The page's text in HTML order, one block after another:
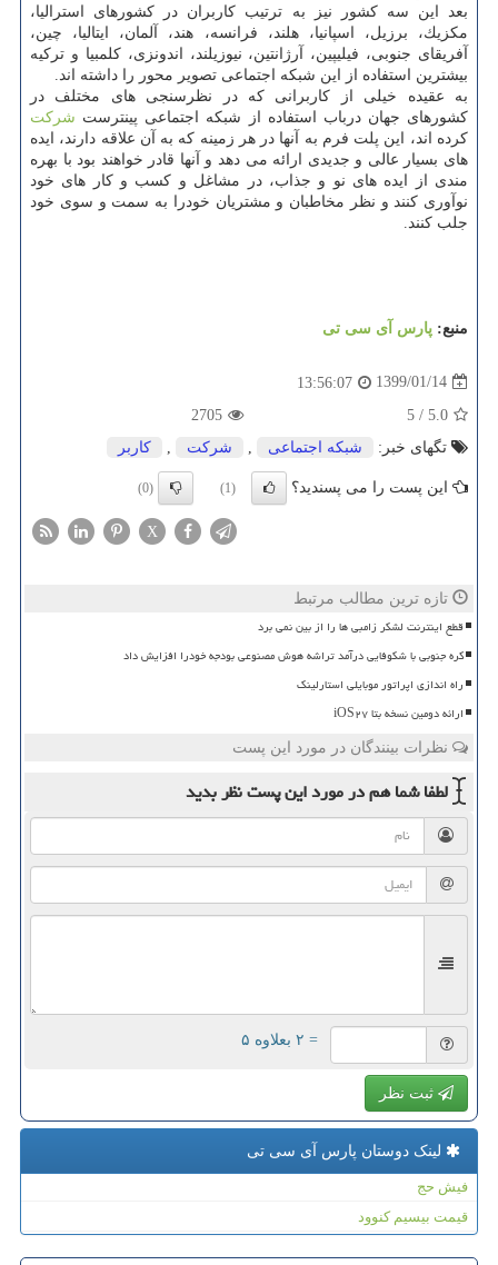
بعد این سه كشور نیز به ترتیب كاربران در كشورهای استرالیا،
مكزیك، برزیل، اسپانیا، هلند، فرانسه، هند، آلمان، ایتالیا، چین،
آفریقای جنوبی، فیلیپین، آرژانتین، نیوزیلند، اندونزی، كلمبیا و تركیه
بیشترین استفاده از این شبكه اجتماعی تصویر محور را داشته اند.
به عقیده خیلی از كاربرانی كه در نظرسنجی های مختلف در
كشورهای جهان درباب استفاده از شبكه اجتماعی پینترست شركت
كرده اند، این پلت فرم به آنها در هر زمینه كه به آن علاقه دارند، ایده
های بسیار عالی و جدیدی ارائه می دهد و آنها قادر خواهند بود با بهره
مندی از ایده های نو و جذاب، در مشاغل و كسب و كار های خود
نوآوری كنند و نظر مخاطبان و مشتریان خودرا به سمت و سوی خود
جلب كنند.
منبع: پارس آی سی تی
1399/01/14
13:56:07
5.0
/
5
2705
تگهای خبر:
شبكه اجتماعی شركت كاربر
این پست را می پسندید؟ (1)
(0)
X
تازه ترین مطالب مرتبط
قطع اینترنت لشکر زامبی ها را از بین نمی برد
کره جنوبی با شکوفایی درآمد تراشه هوش مصنوعی بودجه خودرا افزایش داد
راه اندازی اپراتور موبایلی استارلینک
ارائه دومین نسخه بتا iOS۲۷
نظرات بینندگان در مورد این پست
لطفا شما همدر مورد این پستنظر بدید
= ۲ بعلاوه ۵
ثبت نظر
لینک دوستان پارس آی سی تی
فیش حج
قیمت بیسیم کنوود